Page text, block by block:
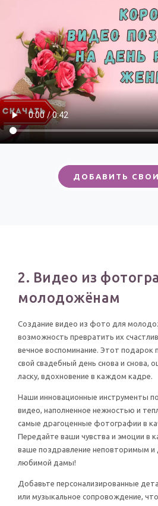
ДОБАВИТЬ
2. Видео из
молодожёнам
Создание видео из фото для
возможность превратить их
вечное воспоминание. Этот подарок
свой свадебный день снова и снова,
ласку, вдохновение в каждом кадре.
Наши инновационные инструменты
видео, наполненное нежностью и
самые драгоценные фотографии в
Передайте ваши чувства и эмоции в
ваше поздравление неповторимым и
любимой дамы!
Добавьте персонализированные
или музыкальное сопровождение,